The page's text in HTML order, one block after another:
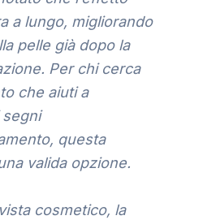
a lungo, migliorando
pelle già dopo la
Per chi cerca
che aiuti a
questa
valida opzione.
cosmetico, la